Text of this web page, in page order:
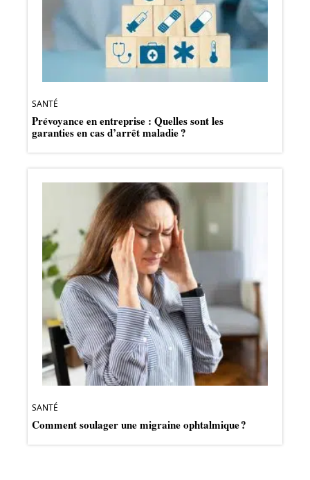
SANTÉ
Prévoyance en entreprise : Quelles sont les
garanties en cas d’arrêt maladie ?
SANTÉ
Comment soulager une migraine ophtalmique ?